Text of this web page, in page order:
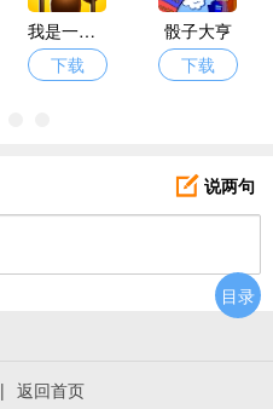
我是一只猴
下载
骰子大亨
下载
说两句
| 返回首页
目录